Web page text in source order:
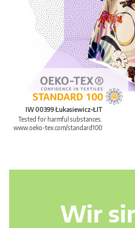
IW 00399 Łukasiewicz-ŁIT
Tested for harmful substances.
www.oeko-tex.com/standard100
Wir